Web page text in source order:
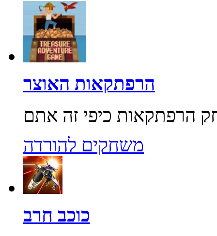
הרפתקאות האוצר
משחקים להורדה
כוכב חרב